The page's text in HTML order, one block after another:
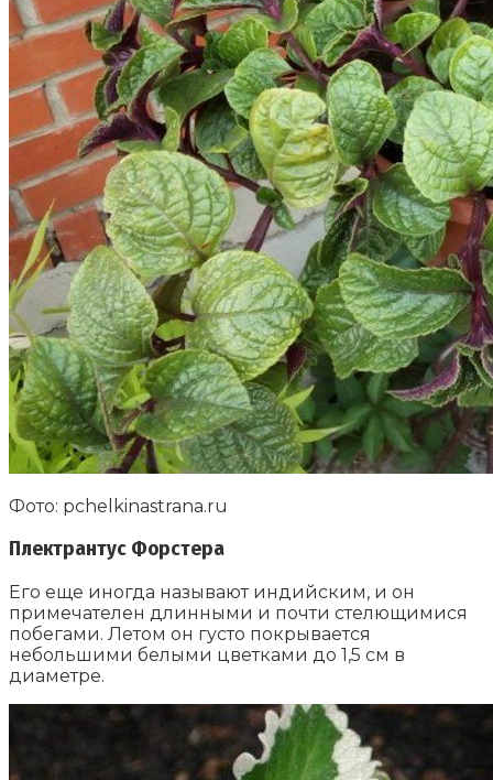
Фото: pchelkinastrana.ru
Плектрантус Форстера
Его еще иногда называют индийским, и он
примечателен длинными и почти стелющимися
побегами. Летом он густо покрывается
небольшими белыми цветками до 1,5 см в
диаметре.